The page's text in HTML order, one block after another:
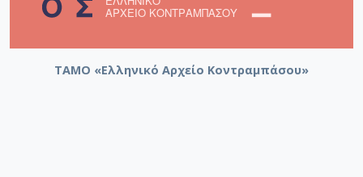
ΤΑΜΟ «Ελληνικό Αρχείο Κοντραμπάσου»